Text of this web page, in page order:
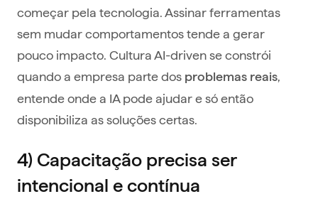
começar pela tecnologia. Assinar ferramentas
sem mudar comportamentos tende a gerar
pouco impacto. Cultura AI-driven se constrói
quando a empresa parte dos problemas reais
entende onde a IA pode ajudar e só então
disponibiliza as soluções certas.
4) Capacitação precisa ser
intencional e contínua